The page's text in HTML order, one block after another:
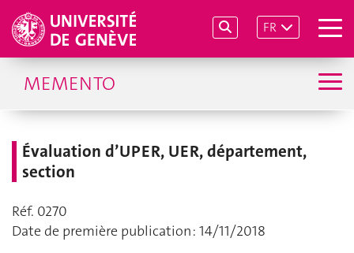
FR
MEMENTO
Évaluation d’UPER, UER, département,
section
Réf. 0270
Date de première publication : 14/11/2018